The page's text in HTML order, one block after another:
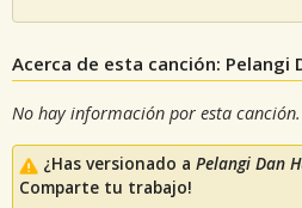
Acerca de esta canción: Pelangi
No hay información por esta canción.
¿Has versionado a Pelangi Dan
Comparte tu trabajo!